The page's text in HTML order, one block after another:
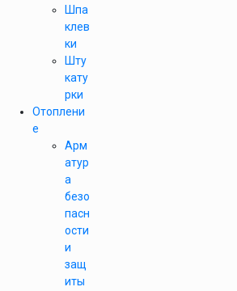
Шпа
клев
ки
Шту
кату
рки
Отоплени
е
Арм
атур
а
безо
пасн
ости
и
защ
иты